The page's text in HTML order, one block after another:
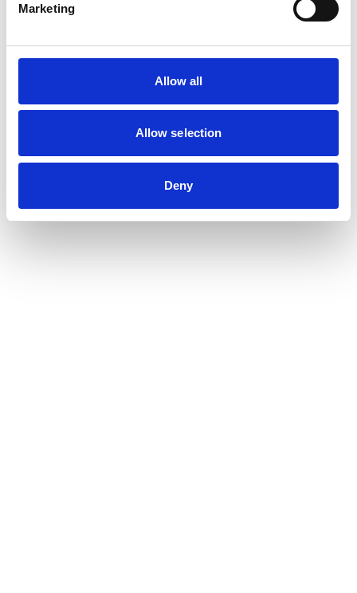
Marketing
Allow all
Allow selection
Deny